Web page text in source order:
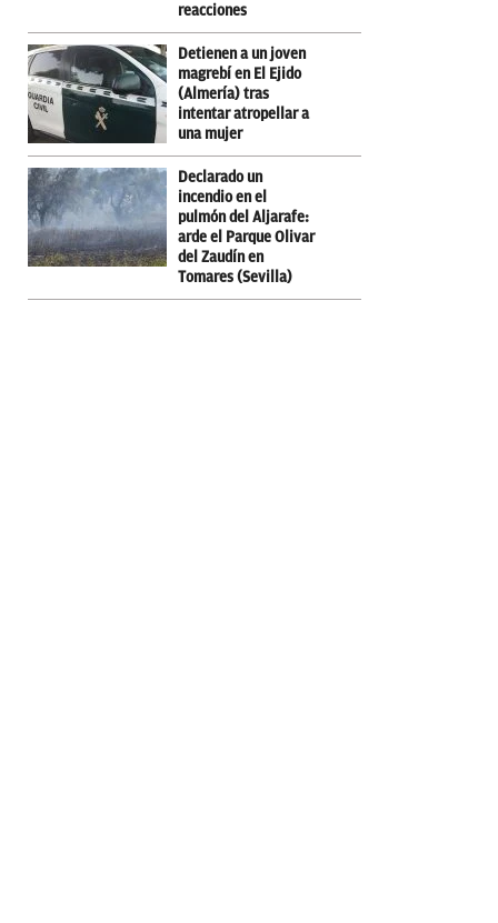
reacciones
Detienen a un joven
magrebí en El Ejido
(Almería) tras
intentar atropellar a
una mujer
Declarado un
incendio en el
pulmón del Aljarafe:
arde el Parque Olivar
del Zaudín en
Tomares (Sevilla)